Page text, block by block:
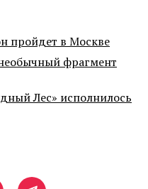
пройдет в Москве
фрагмент
Лес» исполнилось